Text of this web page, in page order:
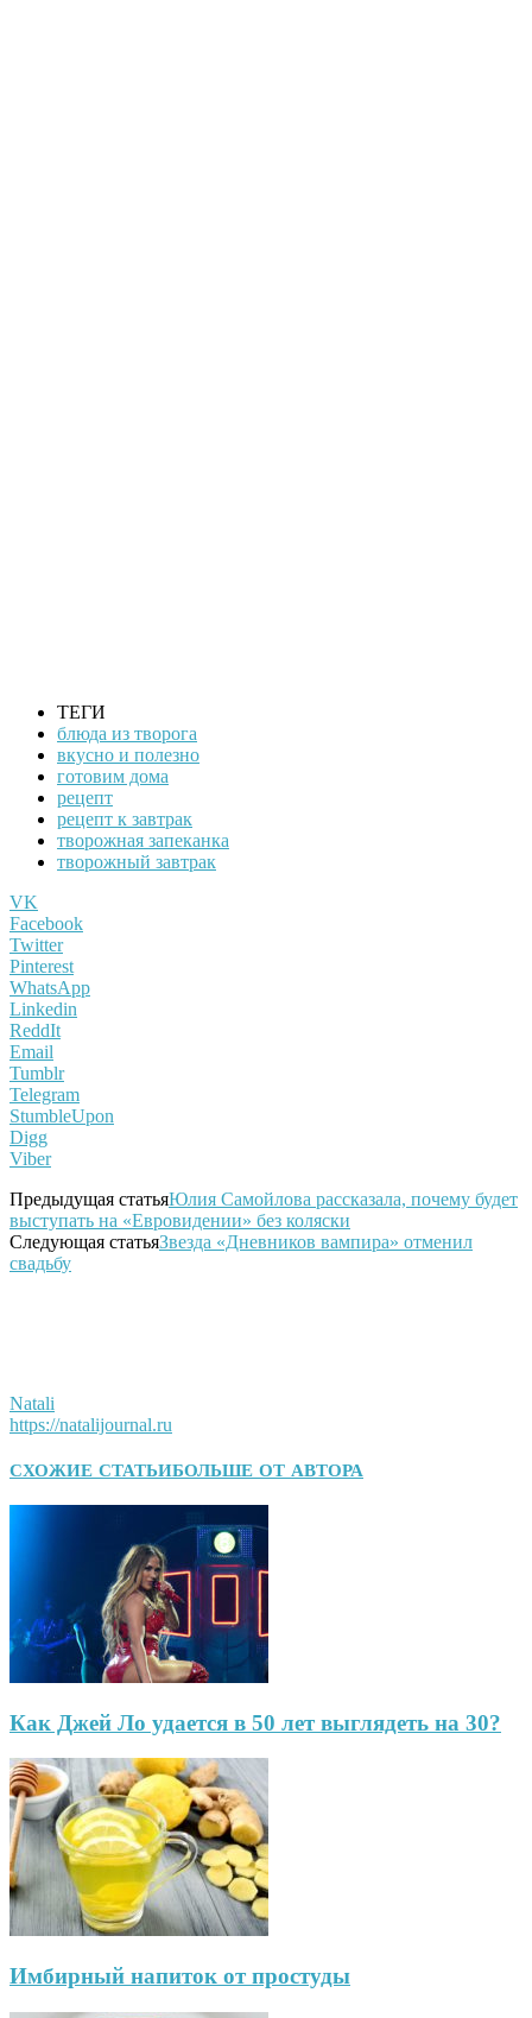
ТЕГИ
блюда из творога
вкусно и полезно
готовим дома
рецепт
рецепт к завтрак
творожная запеканка
творожный завтрак
VK
Facebook
Twitter
Pinterest
WhatsApp
Linkedin
ReddIt
Email
Tumblr
Telegram
StumbleUpon
Digg
Viber
Предыдущая статьяЮлия Самойлова рассказала, почему будет
выступать на «Евровидении» без коляски
Следующая статьяЗвезда «Дневников вампира» отменил
свадьбу
Natali
https://natalijournal.ru
СХОЖИЕ СТАТЬИБОЛЬШЕ ОТ АВТОРА
Как Джей Ло удается в 50 лет выглядеть на 30?
Имбирный напиток от простуды